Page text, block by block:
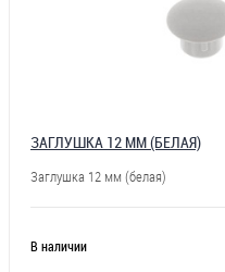
ЗАГЛУШКА 12 ММ (БЕЛАЯ)
Заглушка 12 мм (белая)
В наличии